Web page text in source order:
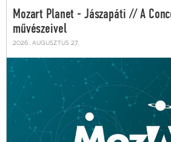
Mozart Planet - Jászapáti // A
művészeivel
2026. augusztus 27.